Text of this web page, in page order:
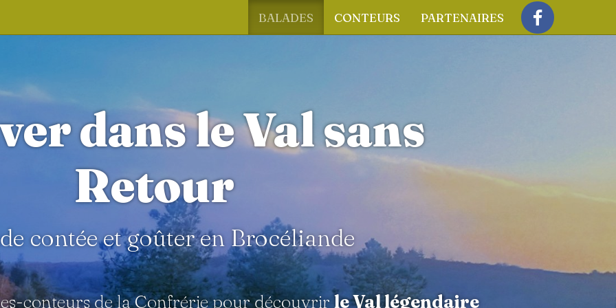
BALADES CONTEURS
PARTENAIRES
dans le Val sans
Retour
contée et goûter en Brocéliande
conteurs de la Confrérie pour découvrirle Val légendaire